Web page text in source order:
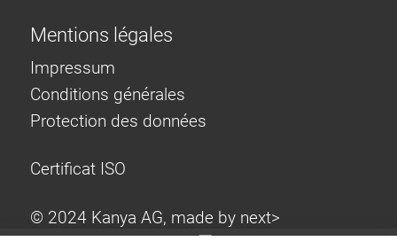
Mentions légales
Impressum
Conditions générales
Protection des données
Certificat ISO
© 2024 Kanya AG, made by next>